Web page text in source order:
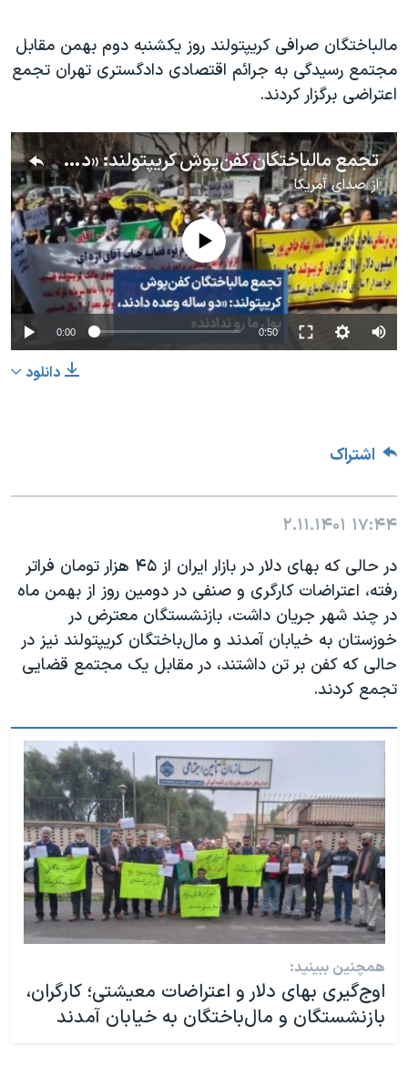
مالباختگان صرافی کریپتولند روز یکشنبه دوم بهمن مقابل
مجتمع رسیدگی به جرائم اقتصادی دادگستری تهران تجمع
اعتراضی برگزار کردند.
تجمع مالباختگان کفن‌پوش کریپتولند: «دو ساله وعده دادند، پول ما رو ندادند»
ازصدای آمریکا
No media source currently available
0:00 0:50
دانلود
اشتراک
۱۷:۴۴ ۲.۱۱.۱۴۰۱
در حالی که بهای دلار در بازار ایران از ۴۵ هزار تومان فراتر
رفته، اعتراضات کارگری و صنفی در دومین روز از بهمن ماه
در چند شهر جریان داشت، بازنشستگان معترض در
خوزستان به خیابان آمدند و مال‌باختگان کریپتولند نیز در
حالی که کفن بر تن داشتند، در مقابل یک مجتمع قضایی
تجمع کردند.
همچنین ببینید:
اوج‌گیری بهای دلار و اعتراضات معیشتی؛ کارگران،
بازنشستگان و مال‌باختگان به خیابان آمدند